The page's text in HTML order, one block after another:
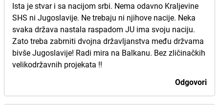
Ista je stvar i sa nacijom srbi. Nema odavno Kraljevine
SHS ni Jugoslavije. Ne trebaju ni njihove nacije. Neka
svaka država nastala raspadom JU ima svoju naciju.
Zato treba zabrniti dvojna državljanstva među držvama
bivše Jugoslavije! Radi mira na Balkanu. Bez zličinačkih
velikodržavnih projekata !!
Odgovori